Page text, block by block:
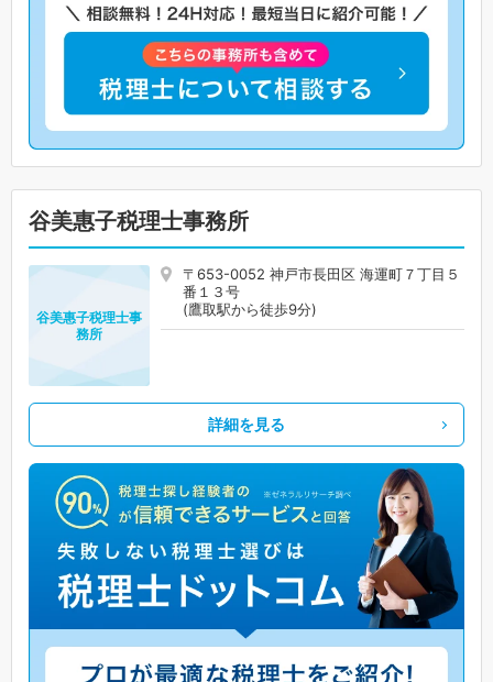
谷美惠子税理士事務所
〒653-0052 神戸市長田区 海運町７丁目５
番１３号
(鷹取駅から徒歩9分)
谷美惠子税理士事
務所
詳細を見る